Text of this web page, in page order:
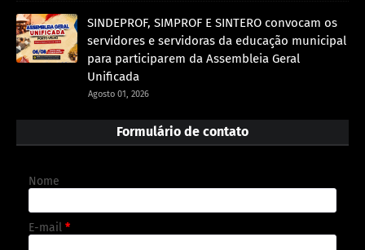
SINDEPROF, SIMPROF E SINTERO convocam os
servidores e servidoras da educação municipal
para participarem da Assembleia Geral
Unificada
Agosto 01, 2026
Formulário de contato
Nome
E-mail *